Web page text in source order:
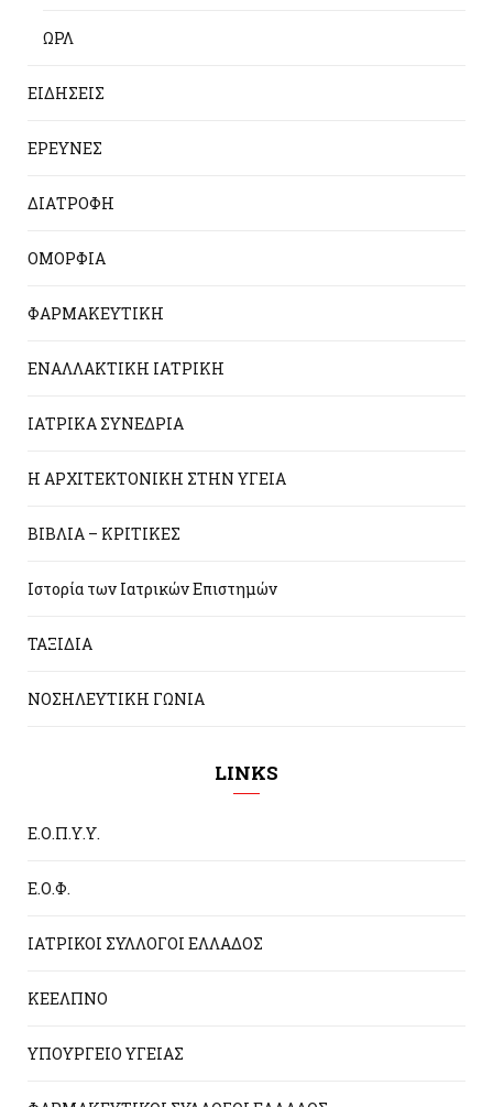
ΩΡΛ
ΕΙΔΗΣΕΙΣ
ΕΡΕΥΝΕΣ
ΔΙΑΤΡΟΦΗ
ΟΜΟΡΦΙΑ
ΦΑΡΜΑΚΕΥΤΙΚΗ
ΕΝΑΛΛΑΚΤΙΚΗ ΙΑΤΡΙΚΗ
ΙΑΤΡΙΚΑ ΣΥΝΕΔΡΙΑ
Η ΑΡΧΙΤΕΚΤΟΝΙΚΗ ΣΤΗΝ ΥΓΕΙΑ
ΒΙΒΛΙΑ – ΚΡΙΤΙΚΕΣ
Ιστορία των Ιατρικών Επιστημών
ΤΑΞΙΔΙΑ
ΝΟΣΗΛΕΥΤΙΚΗ ΓΩΝΙΑ
LINKS
Ε.Ο.Π.Υ.Υ.
Ε.Ο.Φ.
ΙΑΤΡΙΚΟΙ ΣΥΛΛΟΓΟΙ ΕΛΛΑΔΟΣ
ΚΕΕΛΠΝΟ
ΥΠΟΥΡΓΕΙΟ ΥΓΕΙΑΣ